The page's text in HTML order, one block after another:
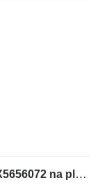
Hlava valcov Caterpillar 565-6072 GP X5656072 na plynového generátora Caterpillar